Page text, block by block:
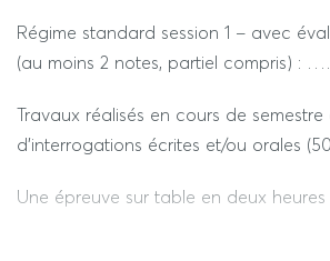
Régime standard session 1 – avec
(au moins 2 notes, partiel compris)
Travaux réalisés en cours de semestre
d’interrogations écrites et/ou orales
Une épreuve sur table en deux heures